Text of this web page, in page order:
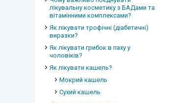
лікувальну косметику з БАДами та
вітамінними комплексами?
Як лікувати трофічні (діабетичні)
виразки?
Як лікувати грибок в паху у
чоловіків?
Як лікувати кашель?
Мокрий кашель
Сухий кашель